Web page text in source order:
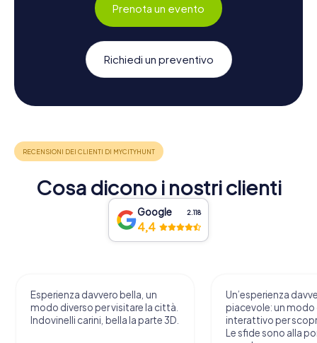
Prenota un evento
Richiedi un preventivo
Cosa dicono i nostri clienti
Google 2.118
4,4
Esperienza davvero bella, un
modo diverso per visitare la città.
Indovinelli carini, bella la parte 3D.
Un’esperienza
piacevole: un modo
interattivo per
Le sfide sono alla